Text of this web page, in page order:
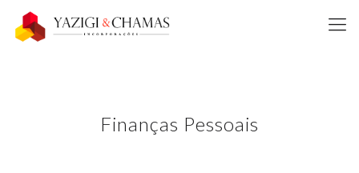
Finanças Pessoais